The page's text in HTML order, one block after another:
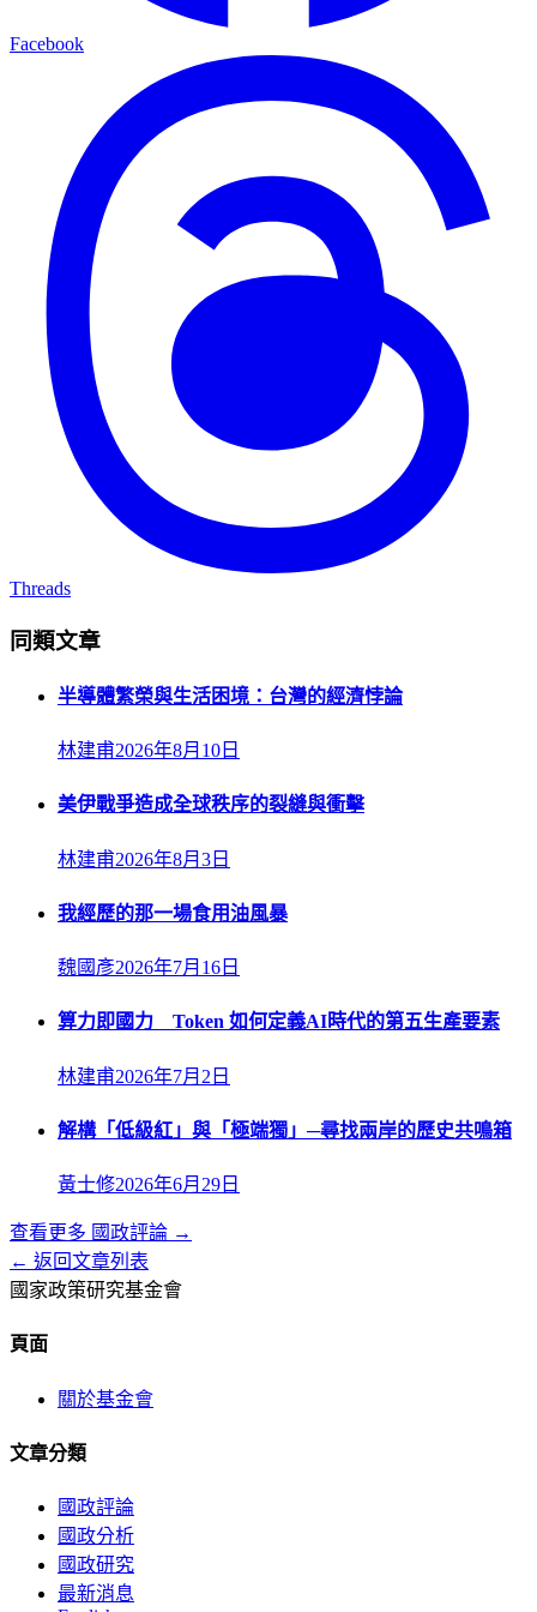
Facebook
Threads
同類文章
半導體繁榮與生活困境：台灣的經濟悖論
林建甫2026年8月10日
美伊戰爭造成全球秩序的裂縫與衝擊
林建甫2026年8月3日
我經歷的那一場食用油風暴
魏國彥2026年7月16日
算力即國力 Token 如何定義AI時代的第五生產要素
林建甫2026年7月2日
解構「低級紅」與「極端獨」─尋找兩岸的歷史共鳴箱
黃士修2026年6月29日
查看更多 國政評論 →
← 返回文章列表
國家政策研究基金會
頁面
關於基金會
文章分類
國政評論
國政分析
國政研究
最新消息